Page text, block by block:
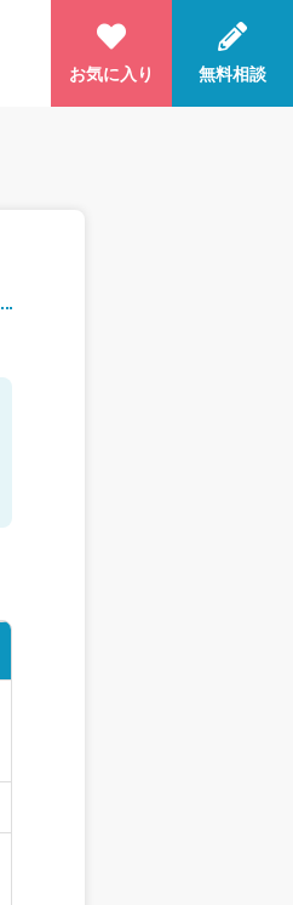
お気に入り
無料相談